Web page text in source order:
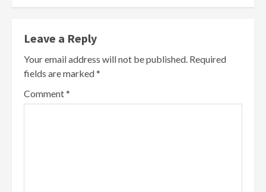
Leave a Reply
Your email address will not be published. Required
fields are marked*
Comment*